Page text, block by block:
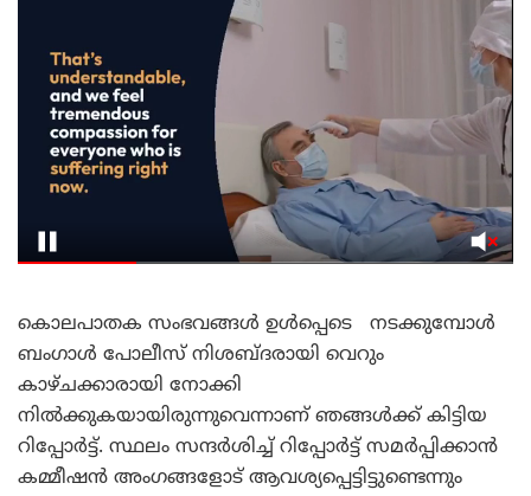
കൊലപാതക സംഭവങ്ങൾ ഉൾപ്പെടെ നടക്കുമ്പോൾ
ബംഗാൾ പോലീസ് നിശബ്ദരായി വെറും
കാഴ്ചക്കാരായി നോക്കി
നിൽക്കുകയായിരുന്നുവെന്നാണ് ഞങ്ങൾക്ക് കിട്ടിയ
റിപ്പോർട്ട്. സ്ഥലം സന്ദർശിച്ച് റിപ്പോർട്ട് സമർപ്പിക്കാൻ
കമ്മീഷൻ അംഗങ്ങളോട് ആവശ്യപ്പെട്ടിട്ടുണ്ടെന്നും